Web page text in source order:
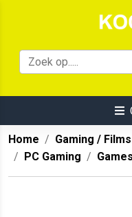
Home Gaming / Films
PC Gaming
Games